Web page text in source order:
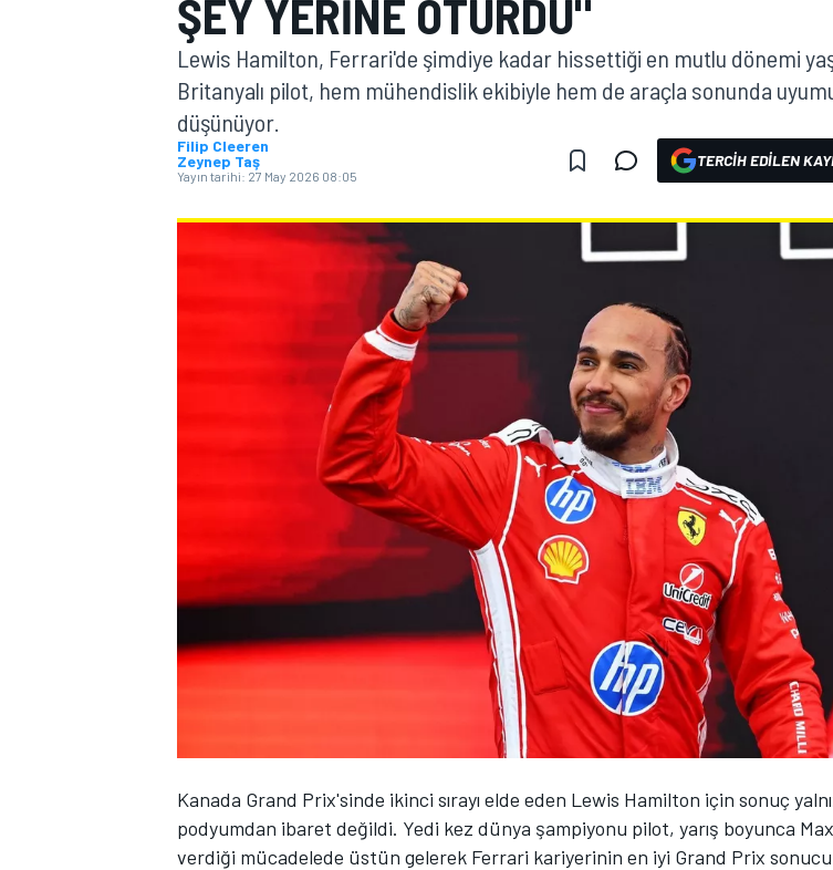
MOTOGP
ŞEY YERINE OTURDU"
Lewis Hamilton, Ferrari'de şimdiye kadar hissettiği en mutlu dönemi
Britanyalı pilot, hem mühendislik ekibiyle hem de araçla sonunda uyumu
düşünüyor.
Filip Cleeren
Zeynep Taş
Yayın tarihi: 27 May 2026 08:05
TERCIH EDILEN
Kanada Grand Prix'sinde ikinci sırayı elde eden Lewis Hamilton için sonuç
podyumdan ibaret değildi. Yedi kez dünya şampiyonu pilot, yarış boyunca
verdiği mücadelede üstün gelerek Ferrari kariyerinin en iyi Grand Prix